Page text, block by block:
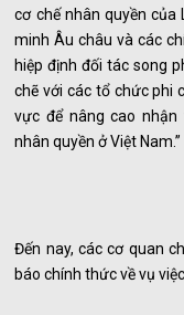
cơ chế nhân quyền của
minh Âu châu và các
hiệp định đối tác song
chẽ với các tổ chức phi
vực để nâng cao
nhân quyền ở Việt Nam.”
Đến nay, các cơ quan
báo chính thức về vụ